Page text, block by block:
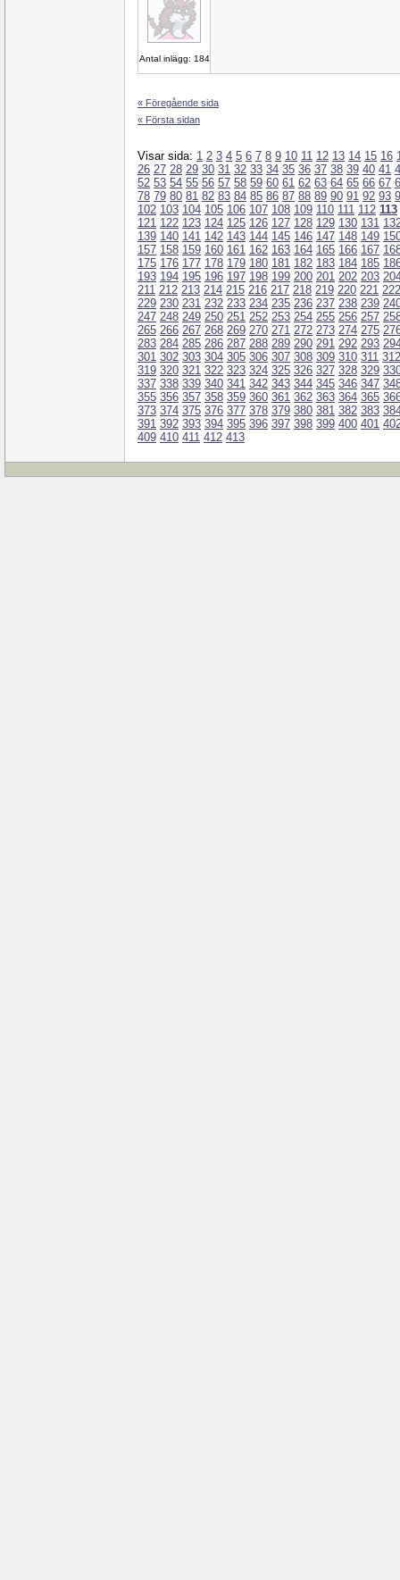
Antal inlägg: 184
« Föregående sida
« Första sidan
Visar sida: 1 2 3 4 5 6 7 8 9 10 11 12 13 14 15 16
26 27 28 29 30 31 32 33 34 35 36 37 38 39 40 41
52 53 54 55 56 57 58 59 60 61 62 63 64 65 66 67
78 79 80 81 82 83 84 85 86 87 88 89 90 91 92 93
102 103 104 105 106 107 108 109 110 111 112 113
121 122 123 124 125 126 127 128 129 130 131
139 140 141 142 143 144 145 146 147 148 149
157 158 159 160 161 162 163 164 165 166 167
175 176 177 178 179 180 181 182 183 184 185
193 194 195 196 197 198 199 200 201 202 203
211 212 213 214 215 216 217 218 219 220 221 222
229 230 231 232 233 234 235 236 237 238 239
247 248 249 250 251 252 253 254 255 256 257
265 266 267 268 269 270 271 272 273 274 275
283 284 285 286 287 288 289 290 291 292 293
301 302 303 304 305 306 307 308 309 310 311 312
319 320 321 322 323 324 325 326 327 328 329
337 338 339 340 341 342 343 344 345 346 347
355 356 357 358 359 360 361 362 363 364 365
373 374 375 376 377 378 379 380 381 382 383
391 392 393 394 395 396 397 398 399 400 401
409 410 411 412 413